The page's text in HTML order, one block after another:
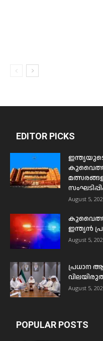
EDITOR PICKS
August 5,
ഇന്ത്യൻ
August 5,
പ്രധാന
August 5,
POPULAR POSTS